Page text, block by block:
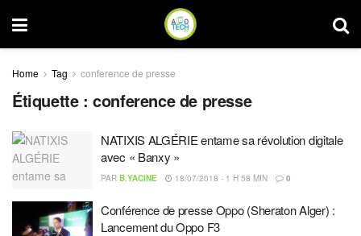
Home Tag conference de presse
Étiquette :conference de presse
NATIXIS ALGÉRIE entame sa révolution digitale
avec « Banxy »
PAR B.YACINE 18/07/2018 - 1 H 58 MIN 0
Conférence de presse Oppo (Sheraton Alger) :
Lancement du Oppo F3